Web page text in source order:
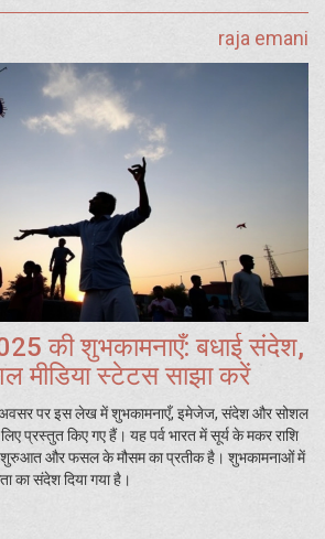
raja emani
की शुभकामनाएँ: बधाई संदेश,
मीडिया स्टेटस साझा करें
पर इस लेख में शुभकामनाएँ, इमेजेज, संदेश और सोशल
प्रस्तुत किए गए हैं। यह पर्व भारत में सूर्य के मकर राशि
शुरुआत और फसल के मौसम का प्रतीक है। शुभकामनाओं में
का संदेश दिया गया है।